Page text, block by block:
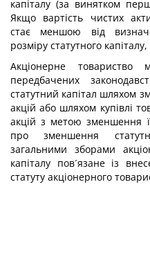
капіталу (за винятком
Якщо вартість чистих
стає меншою від
розміру статутного
Акціонерне
передбачених
статутний капітал шляхом
акцій або шляхом купівлі
акцій з метою зменшення
про зменшення
загальними зборами
капіталу пов´язане із
статуту акціонерного